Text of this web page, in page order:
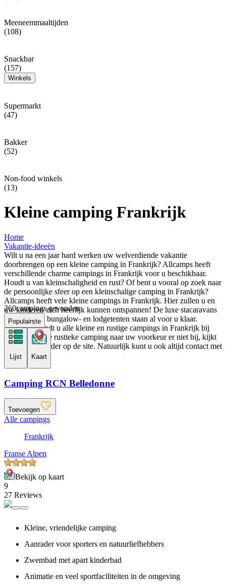
Meeneemmaaltijden
(108)
Snackbar
(157)
Winkels
Supermarkt
(47)
Bakker
(52)
Non-food winkels
(13)
Kleine camping Frankrijk
Home
Vakantie-ideeën
Wilt u na een jaar hard werken uw welverdiende vakantie
doorbrengen op een kleine camping in Frankrijk? Allcamps heeft
verschillende charme campings in Frankrijk voor u beschikbaar.
Houdt u van kleinschaligheid en rust? Of bent u vooral op zoek naar
de persoonlijke sfeer op een kleinschalige camping in Frankrijk?
Allcamps heeft vele kleine campings in Frankrijk. Hier zullen u en
uw kinderen zich heerlijk kunnen ontspannen! De luxe stacaravans
en ingerichte bungalow- en lodgetenten staan al voor u klaar.
Hieronder vindt u alle kleine en rustige campings in Frankrijk bij
elkaar. Staat de rustieke camping naar uw voorkeur er niet bij, kijkt
u dan even verder op de site. Natuurlijk kunt u ook altijd contact met
ons opnemen.
260campings gevonden
Populairste
Lijst Kaart
Camping RCN Belledonne
Toevoegen
Alle campings
Frankrijk
Franse Alpen
Bekijk op kaart
9
27 Reviews
Kleine, vriendelijke camping
Aanrader voor sporters en natuurliefhebbers
Zwembad met apart kinderbad
Animatie en veel sportfaciliteiten in de omgeving